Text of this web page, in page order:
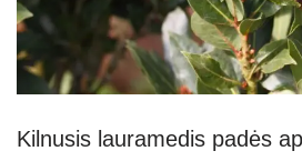
Kilnusis lauramedis padės